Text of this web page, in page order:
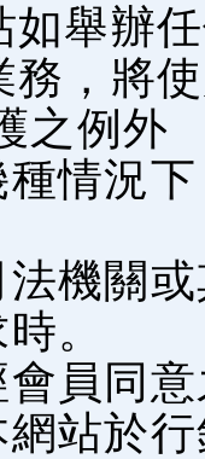
如舉辦
務，將
之例外
情況
法機關
。
會員同
網站於